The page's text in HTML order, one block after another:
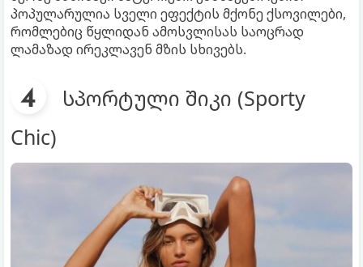
პოპულარულია სველი ეფექტის მქონე ქსოვილები,
რომლებიც წყლიდან ამოსვლისას საოცრად
ლამაზად ირეკლავენ მზის სხივებს.
სპორტული შიკი (Sporty
Chic)